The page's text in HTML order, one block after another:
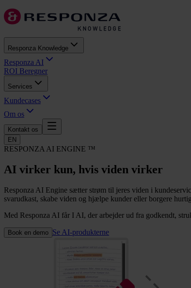
Responza Knowledge
Responza AI
ROI Beregner
Services
Kundecases
Om os
Kontakt os
EN
RESPONZA AI ENGINE ™
AI virker kun, hvis viden virker
Responza AI Engine sætter strøm til jeres viden i
svarudkast, skabe viden og hjælpe kunder eller borgere
Med Responza AI får I AI, der arbejder ud fra godkendt,
Book en demo Se AI-produkterne